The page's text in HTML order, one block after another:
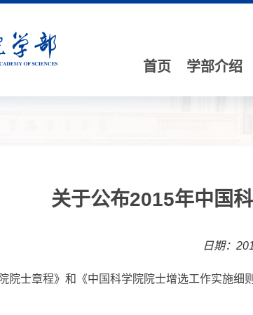
首页 学部介绍
关于公布2015年中国
日期：
士章程》和《中国科学院院士增选工作实施细